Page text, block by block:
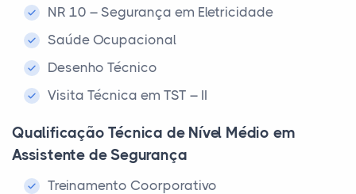
NR 10 – Segurança em Eletricidade
Saúde Ocupacional
Desenho Técnico
Visita Técnica em TST – II
Qualificação Técnica de Nível Médio em
Assistente de Segurança
Treinamento Coorporativo